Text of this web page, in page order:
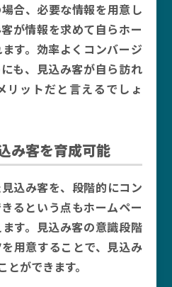
合、必要な情報を用意し
が情報を求めて自らホー
す。効率よくコンバージ
も、見込み客が自ら訪れ
リットだと言えるでしょ
み客を育成可能
込み客を、段階的にコン
るという点もホームペー
す。見込み客の意識段階
用意することで、見込み
ができます。